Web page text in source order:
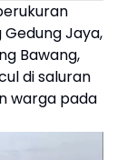
Jaya,
Bawang,
di saluran
warga pada